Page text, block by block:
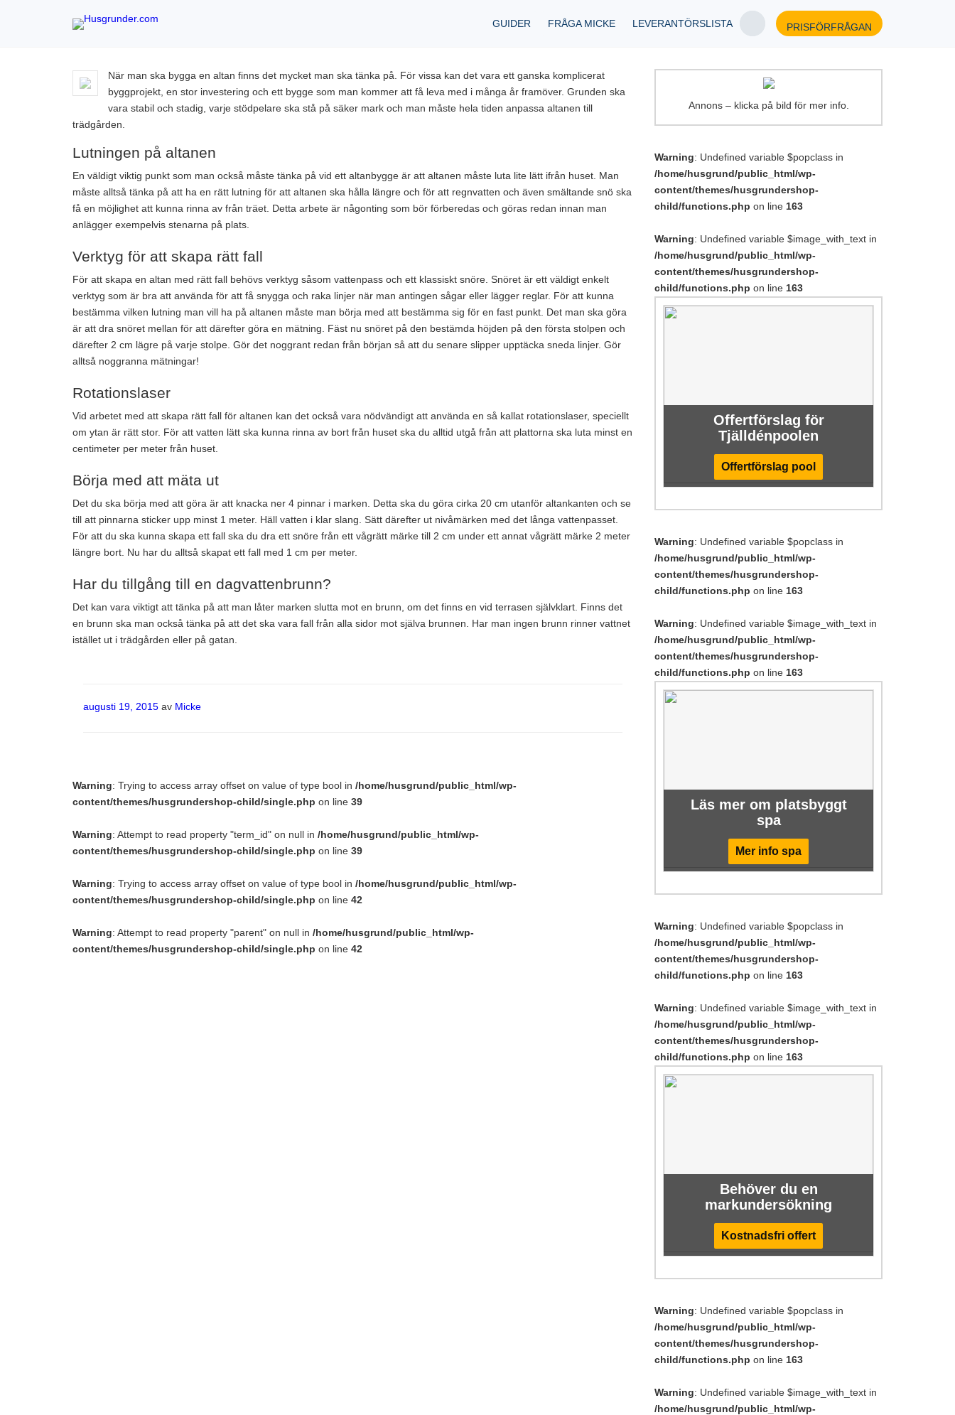
GUIDER FRÅGA MICKE LEVERANTÖRSLISTA PRISFÖRFRÅGAN
När man ska bygga en altan finns det mycket man ska tänka på. För vissa kan det vara ett ganska komplicerat
byggprojekt, en stor investering och ett bygge som man kommer att få leva med i många år framöver. Grunden ska
vara stabil och stadig, varje stödpelare ska stå på säker mark och man måste hela tiden anpassa altanen till
trädgården.
Lutningen på altanen
En väldigt viktig punkt som man också måste tänka på vid ett altanbygge är att altanen måste luta lite lätt ifrån huset. Man
måste alltså tänka på att ha en rätt lutning för att altanen ska hålla längre och för att regnvatten och även smältande snö ska
få en möjlighet att kunna rinna av från träet. Detta arbete är någonting som bör förberedas och göras redan innan man
anlägger exempelvis stenarna på plats.
Verktyg för att skapa rätt fall
För att skapa en altan med rätt fall behövs verktyg såsom vattenpass och ett klassiskt snöre. Snöret är ett väldigt enkelt
verktyg som är bra att använda för att få snygga och raka linjer när man antingen sågar eller lägger reglar. För att kunna
bestämma vilken lutning man vill ha på altanen måste man börja med att bestämma sig för en fast punkt. Det man ska göra
är att dra snöret mellan för att därefter göra en mätning. Fäst nu snöret på den bestämda höjden på den första stolpen och
därefter 2 cm lägre på varje stolpe. Gör det noggrant redan från början så att du senare slipper upptäcka sneda linjer. Gör
alltså noggranna mätningar!
Rotationslaser
Vid arbetet med att skapa rätt fall för altanen kan det också vara nödvändigt att använda en så kallat rotationslaser, speciellt
om ytan är rätt stor. För att vatten lätt ska kunna rinna av bort från huset ska du alltid utgå från att plattorna ska luta minst en
centimeter per meter från huset.
Börja med att mäta ut
Det du ska börja med att göra är att knacka ner 4 pinnar i marken. Detta ska du göra cirka 20 cm utanför altankanten och se
till att pinnarna sticker upp minst 1 meter. Häll vatten i klar slang. Sätt därefter ut nivåmärken med det långa vattenpasset.
För att du ska kunna skapa ett fall ska du dra ett snöre från ett vågrätt märke till 2 cm under ett annat vågrätt märke 2 meter
längre bort. Nu har du alltså skapat ett fall med 1 cm per meter.
Har du tillgång till en dagvattenbrunn?
Det kan vara viktigt att tänka på att man låter marken slutta mot en brunn, om det finns en vid terrasen självklart. Finns det
en brunn ska man också tänka på att det ska vara fall från alla sidor mot själva brunnen. Har man ingen brunn rinner vattnet
istället ut i trädgården eller på gatan.
Publicerat
augusti 19, 2015 av Micke
Warning: Trying to access array offset on value of type bool in /home/husgrund/public_html/wp-
content/themes/husgrundershop-child/single.php on line 39
Warning: Attempt to read property "term_id" on null in /home/husgrund/public_html/wp-
content/themes/husgrundershop-child/single.php on line 39
Warning: Trying to access array offset on value of type bool in /home/husgrund/public_html/wp-
content/themes/husgrundershop-child/single.php on line 42
Warning: Attempt to read property "parent" on null in /home/husgrund/public_html/wp-
content/themes/husgrundershop-child/single.php on line 42
Annons – klicka på bild för mer info.
Warning: Undefined variable $popclass in
/home/husgrund/public_html/wp-
content/themes/husgrundershop-
child/functions.php on line 163
Warning: Undefined variable $image_with_text in
/home/husgrund/public_html/wp-
content/themes/husgrundershop-
child/functions.php on line 163
Offertförslag för
Tjälldénpoolen
Offertförslag pool
Warning: Undefined variable $popclass in
/home/husgrund/public_html/wp-
content/themes/husgrundershop-
child/functions.php on line 163
Warning: Undefined variable $image_with_text in
/home/husgrund/public_html/wp-
content/themes/husgrundershop-
child/functions.php on line 163
Läs mer om platsbyggt
spa
Mer info spa
Warning: Undefined variable $popclass in
/home/husgrund/public_html/wp-
content/themes/husgrundershop-
child/functions.php on line 163
Warning: Undefined variable $image_with_text in
/home/husgrund/public_html/wp-
content/themes/husgrundershop-
child/functions.php on line 163
Behöver du en
markundersökning
Kostnadsfri offert
Warning: Undefined variable $popclass in
/home/husgrund/public_html/wp-
content/themes/husgrundershop-
child/functions.php on line 163
Warning: Undefined variable $image_with_text in
/home/husgrund/public_html/wp-